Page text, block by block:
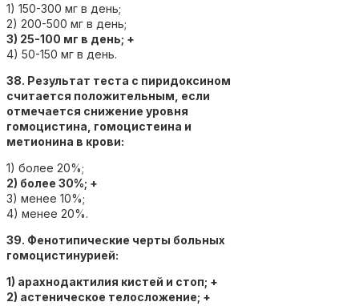
1) 150-300 мг в день;
2) 200-500 мг в день;
3) 25-100 мг в день; +
4) 50-150 мг в день.
38. Результат теста с пиридоксином
считается положительным, если
отмечается снижение уровня
гомоцистина, гомоцистеина и
метионина в крови:
1) более 20%;
2) более 30%; +
3) менее 10%;
4) менее 20%.
39. Фенотипические черты больных
гомоцистинурией:
1) арахнодактилия кистей и стоп; +
2) астеническое телосложение; +